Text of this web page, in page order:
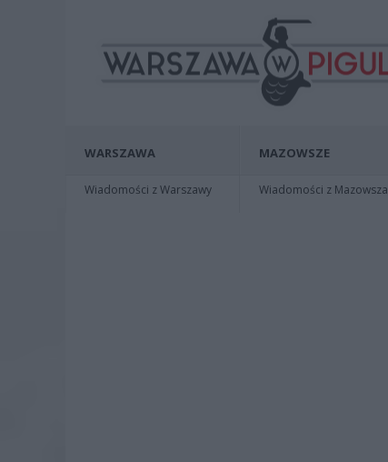
WARSZAWA
Wiadomości z Warszawy
MAZOWSZE
Wiadomości z Mazowsza